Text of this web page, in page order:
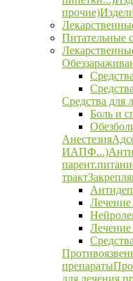
прочие)
Питательные
Средства для
Боль и
Анестезия
ИАПФ...)
тракт
Лечение
Лечение
препараты